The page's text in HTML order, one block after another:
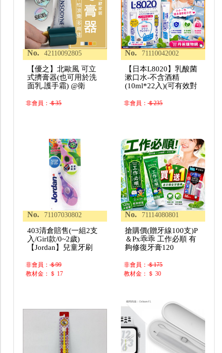
No. 42110092805
【優之】北歐風 可立
式擠膏器(也可用於洗
面乳.護手霜) @衛
非會員：＄35
No. 71110042002
【日本L8020】乳酸菌
漱口水-不含酒精
(10ml*22入)(可有效對
非會員：＄235
No. 71107030802
403清倉賠售(一組2支
入/Girl款/0~2歲)
【Jordan】兒童牙刷
非會員：＄99
教材金：＄ 17
No. 71114080801
搶購價(贈牙線100支)P
＆Px乖乖 工作必順 有
夠修復牙膏120
非會員：＄175
教材金：＄ 30